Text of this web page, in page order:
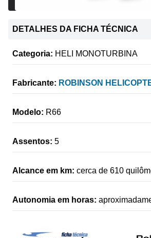
DETALHES DA FICHA TÉCNICA
Categoria: HELI MONOTURBINA
Fabricante: ROBINSON
Modelo: R66
Assentos: 5
Alcance em km: cerca de 610
Autonomia em horas: